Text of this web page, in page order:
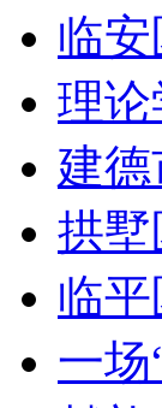
临
理论
建
拱
临
一